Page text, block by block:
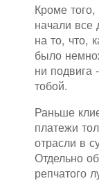
Кроме
начали все
на то, что,
было
ни подвига
тобой.
Раньше
платежи
отрасли в
Отдельно
репчатого